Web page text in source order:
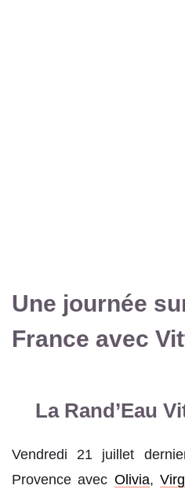
Une journée
France avec
La Rand’Eau
Vendredi 21 juillet
Provence avec Olivia,